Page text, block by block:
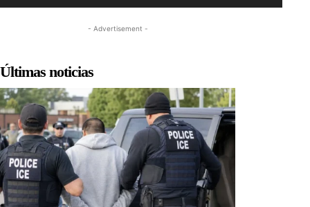
- Advertisement -
Últimas noticias